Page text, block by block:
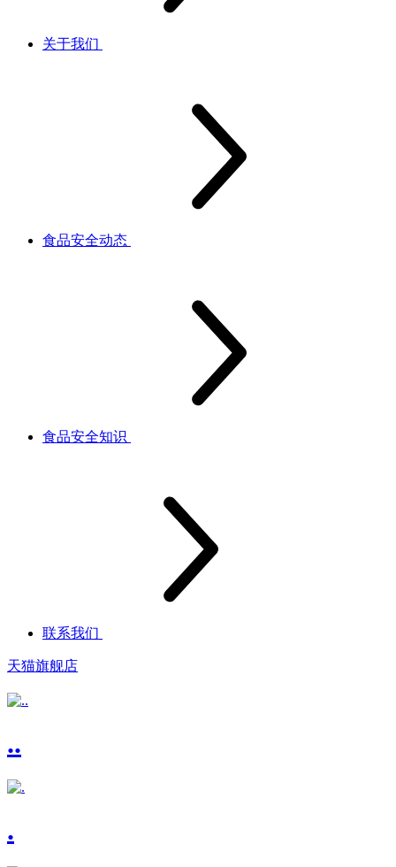
关于我们
食品安全动态
食品安全知识
联系我们
天猫旗舰店
..
.